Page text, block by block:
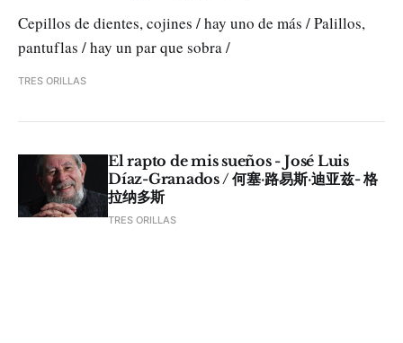
Cepillos de dientes, cojines / hay uno de más / Palillos,
pantuflas / hay un par que sobra /
TRES ORILLAS
El rapto de mis sueños - José Luis
Díaz-Granados / 何塞·路易斯·迪亚兹- 格
拉纳多斯
TRES ORILLAS